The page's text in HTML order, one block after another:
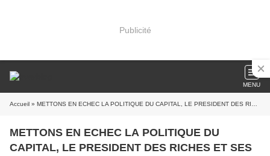
Publicité
MENU
Accueil » METTONS EN ECHEC LA POLITIQUE DU CAPITAL, LE PRESIDENT DES RICHES ET SES ORDONNANCES
METTONS EN ECHEC LA POLITIQUE DU
CAPITAL, LE PRESIDENT DES RICHES ET SES